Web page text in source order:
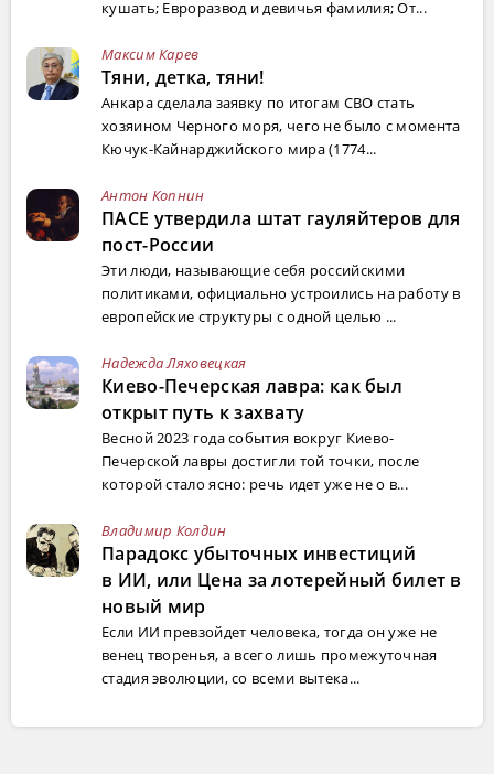
кушать; Евроразвод и девичья фамилия; От...
Максим Карев
Тяни, детка, тяни!
Анкара сделала заявку по итогам СВО стать
хозяином Черного моря, чего не было с момента
Кючук-Кайнарджийского мира (1774...
Антон Копнин
ПАСЕ утвердила штат гауляйтеров для
пост-России
Эти люди, называющие себя российскими
политиками, официально устроились на работу в
европейские структуры с одной целью ...
Надежда Ляховецкая
Киево-Печерская лавра: как был
открыт путь к захвату
Весной 2023 года события вокруг Киево-
Печерской лавры достигли той точки, после
которой стало ясно: речь идет уже не о в...
Владимир Колдин
Парадокс убыточных инвестиций
в ИИ, или Цена за лотерейный билет в
новый мир
Если ИИ превзойдет человека, тогда он уже не
венец творенья, а всего лишь промежуточная
стадия эволюции, со всеми вытека...